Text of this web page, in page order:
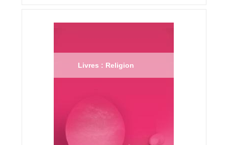
Livres : Religion